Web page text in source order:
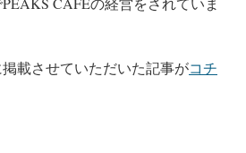
載させていただいた記事がコチ